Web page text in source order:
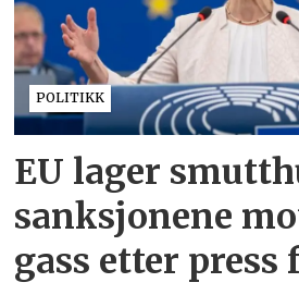
POLITIKK
EU lager
sanksjonene
gass etter press